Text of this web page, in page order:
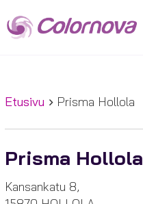
Etusivu Prisma Hollola
Prisma Hollola
Kansankatu 8,